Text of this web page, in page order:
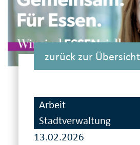
zurück zur Übersicht
Arbeit
Stadtverwaltung
13.02.2026